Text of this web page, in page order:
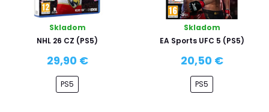
Skladom
NHL 26 CZ (PS5)
29,90 €
PS5
Skladom
EA Sports UFC 5 (PS5)
20,50 €
PS5